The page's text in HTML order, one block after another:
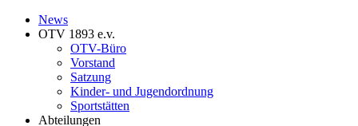
News
OTV 1893 e.v.
OTV-Büro
Vorstand
Satzung
Kinder- und Jugendordnung
Sportstätten
Abteilungen